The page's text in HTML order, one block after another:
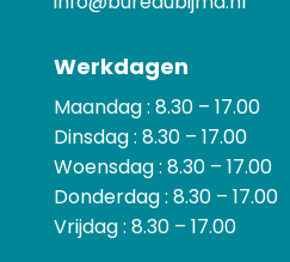
Werkdagen
Maandag : 8.30 – 17.00
Dinsdag : 8.30 – 17.00
Woensdag : 8.30 – 17.00
Donderdag : 8.30 – 17.00
Vrijdag : 8.30 – 17.00